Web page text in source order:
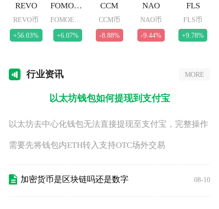
REVO
REVO币
+56.03%
FOMOETH
FOMOETH币
+6.07%
CCM
CCM币
-8.88%
NAO
NAO币
-9.44%
FLS
FLS币
+9.78%
行业资讯 MORE
以太坊钱包如何提现到支付宝
以太坊去中心化钱包无法直接提现至支付宝，完整操作
需要先将钱包内ETH转入支持OTC场外交易
加密货币是区块链吗还是数字 08-10